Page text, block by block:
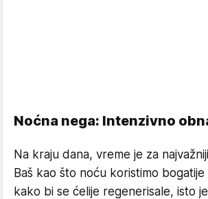
Noćna nega: Intenzivno
Na kraju dana, vreme je za
Baš kao što noću koristimo bogatije
kako bi se ćelije regenerisale, isto